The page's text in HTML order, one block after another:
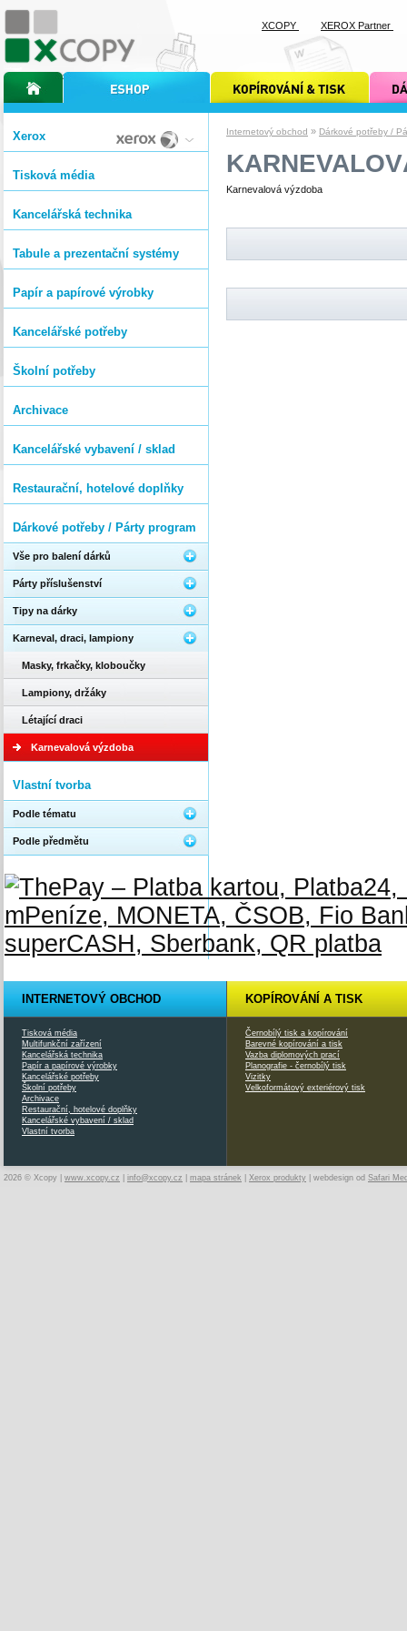
Internetový obchod » Dárkové potřeby /
Karnevalová výzdoba
Xerox
Tisková média
Kancelářská technika
Tabule a prezentační systémy
Papír a papírové výrobky
Kancelářské potřeby
Školní potřeby
Archivace
Kancelářské vybavení / sklad
Restaurační, hotelové doplňky
Dárkové potřeby / Párty program
Vše pro balení dárků
Párty příslušenství
Tipy na dárky
Karneval, draci, lampiony
Masky, frkačky, kloboučky
Lampiony, držáky
Létající draci
Karnevalová výzdoba
Vlastní tvorba
Podle tématu
Podle předmětu
INTERNETOVÝ OBCHOD
Tisková média
Multifunkční zařízení
Kancelářská technika
Papír a papírové výrobky
Kancelářské potřeby
Školní potřeby
Archivace
Restaurační, hotelové doplňky
Kancelářské vybavení / sklad
Vlastní tvorba
KOPÍROVÁNÍ A TISK
Černobílý tisk a kopírování
Barevné kopírování a tisk
Vazba diplomových prací
Planografie - černobílý tisk
Vizitky
Velkoformátový exteriérový tisk
2026 © Xcopy | www.xcopy.cz info@xcopy.cz mapa stránek Xerox produkty | webdesign od Safari
úvodní stránka xcopyinternetový obchod xcopy kopírování a tisk xcopy dárkové
XCOPY XEROX Partner